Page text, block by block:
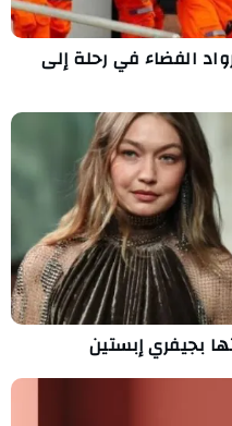
الفضاء في رحلة إلى
بجيفري إبستين